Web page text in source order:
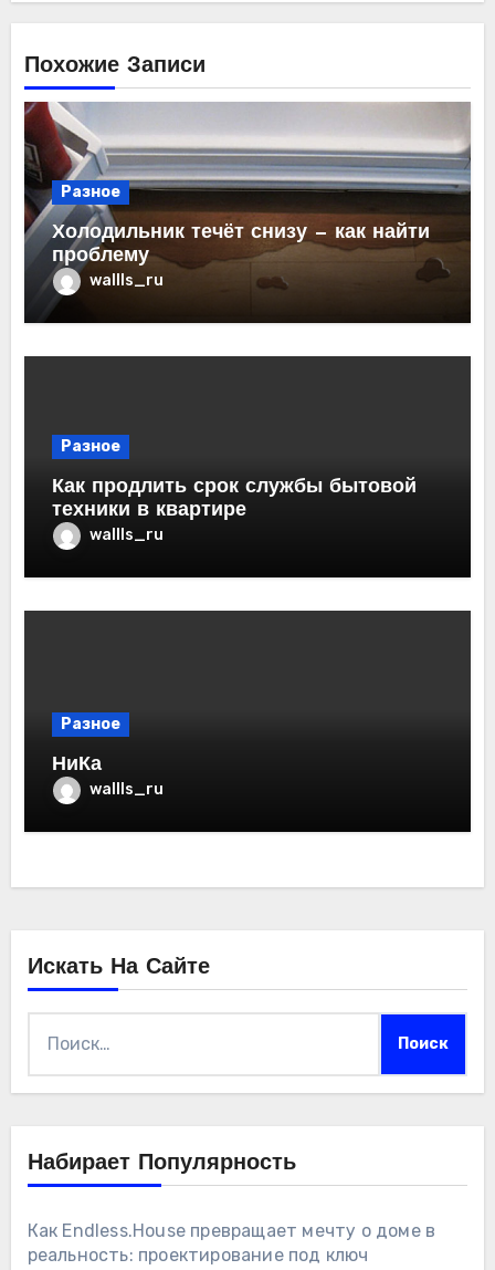
Похожие Записи
Разное
Холодильник течёт снизу — как найти
проблему
wallls_ru
Разное
Как продлить срок службы бытовой
техники в квартире
wallls_ru
Разное
НиКа
wallls_ru
Искать На Сайте
Набирает Популярность
Как Endless.House превращает мечту о доме в
реальность: проектирование под ключ